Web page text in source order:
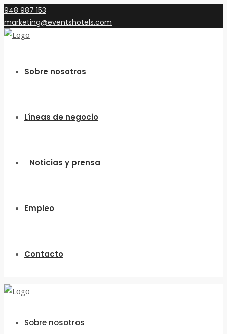
948 987 153
marketing@eventshotels.com
Sobre nosotros
Líneas de negocio
Noticias y prensa
Empleo
Contacto
Sobre nosotros